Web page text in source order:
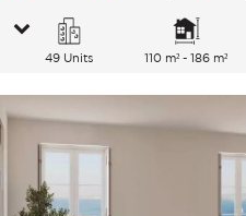
49 Units 110 m² - 186 m²